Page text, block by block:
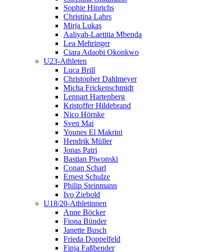
Sophie Hinrichs
Christina Lahrs
Mirja Lukas
Aaliyah-Laetitia Mbenda
Lea Mehringer
Ciara Adaobi Okonkwo
U23-Athleten
Luca Brill
Christopher Dahlmeyer
Micha Frickenschmidt
Lennart Hartenberg
Kristoffer Hildebrand
Nico Hörnke
Sven Mai
Younes El Makrini
Hendrik Müller
Jonas Patri
Bastian Piwonski
Conan Scharl
Ernest Schulze
Philip Steinmann
Ivo Ziebold
U18/20-Athletinnen
Anne Böcker
Fiona Bünder
Janette Busch
Frieda Doppelfeld
Finja Faßbender